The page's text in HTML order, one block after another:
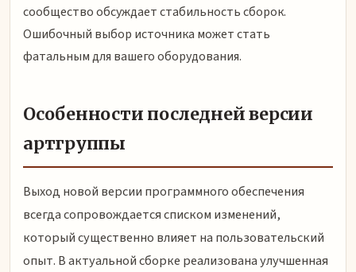
сообщество обсуждает стабильность сборок.
Ошибочный выбор источника может стать
фатальным для вашего оборудования.
Особенности последней версии
артгруппы
Выход новой версии программного обеспечения
всегда сопровождается списком изменений,
который существенно влияет на пользовательский
опыт. В актуальной сборке реализована улучшенная